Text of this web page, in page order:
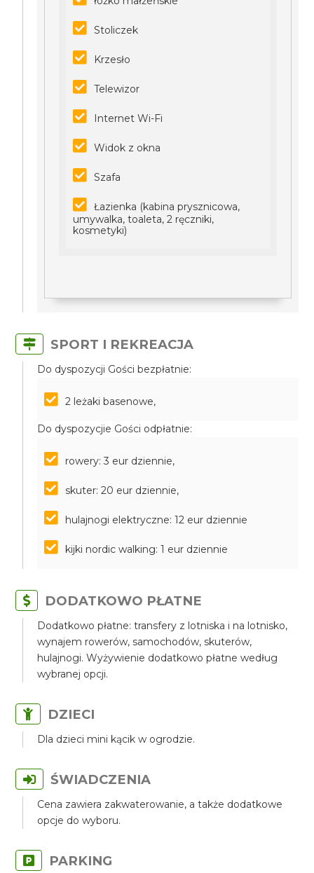
Stoliczek
Krzesło
Telewizor
Internet Wi-Fi
Widok z okna
Szafa
Łazienka (kabina prysznicowa,
umywalka, toaleta, 2 ręczniki,
kosmetyki)
SPORT I REKREACJA
Do dyspozycji Gości bezpłatnie:
2 leżaki basenowe,
Do dyspozycjie Gości odpłatnie:
rowery: 3 eur dziennie,
skuter: 20 eur dziennie,
hulajnogi elektryczne: 12 eur dziennie
kijki nordic walking: 1 eur dziennie
DODATKOWO PŁATNE
Dodatkowo płatne: transfery z lotniska i na lotnisko,
wynajem rowerów, samochodów, skuterów,
hulajnogi. Wyżywienie dodatkowo płatne według
wybranej opcji.
DZIECI
Dla dzieci mini kącik w ogrodzie.
ŚWIADCZENIA
Cena zawiera zakwaterowanie, a także dodatkowe
opcje do wyboru.
PARKING